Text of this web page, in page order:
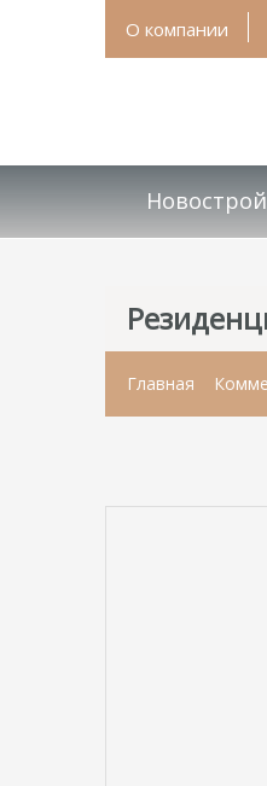
О компании
Главная